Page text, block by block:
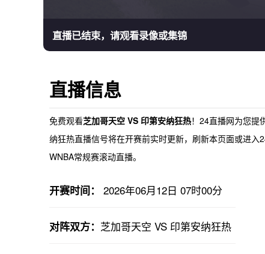
直播已结束，请观看录像或集锦
直播信息
免费观看芝加哥天空 VS 印第安纳狂热！24直播网为您提
纳狂热直播信号将在开赛前实时更新，刷新本页面或进
WNBA常规赛滚动直播。
开赛时间： 2026年06月12日 07时00分
对阵双方： 芝加哥天空 VS 印第安纳狂热